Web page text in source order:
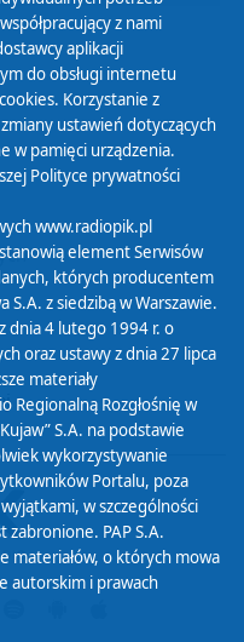
z nami
aplikacji
do obsługi internetu
Korzystanie z
ustawień dotyczących
w pamięci urządzenia.
Polityce prywatności
www.radiopik.pl
element Serwisów
których producentem
S.A. z siedzibą w Warszawie.
dnia 4 lutego 1994 r. o
oraz ustawy z dnia 27 lipca
materiały
Regionalną Rozgłośnię w
S.A. na podstawie
wykorzystywanie
Portalu, poza
w szczególności
PAP S.A.
materiałów, o których mowa
autorskim i prawach